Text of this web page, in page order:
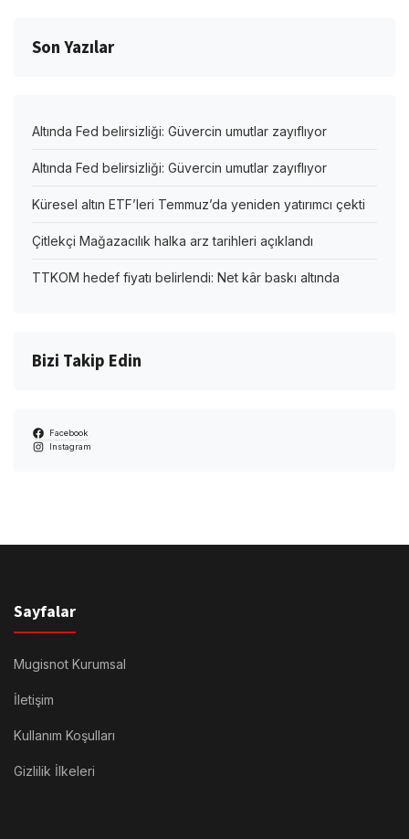
Son Yazılar
Altında Fed belirsizliği: Güvercin umutlar zayıflıyor
Altında Fed belirsizliği: Güvercin umutlar zayıflıyor
Küresel altın ETF’leri Temmuz’da yeniden yatırımcı çekti
Çitlekçi Mağazacılık halka arz tarihleri açıklandı
TTKOM hedef fiyatı belirlendi: Net kâr baskı altında
Bizi Takip Edin
Facebook
Instagram
Sayfalar
Mugisnot Kurumsal
İletişim
Kullanım Koşulları
Gizlilik İlkeleri